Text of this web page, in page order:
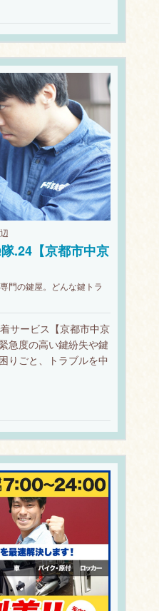
.24【京都市中京
門の鍵屋。どんな鍵トラ
サービス【京都市中京
急度の高い鍵紛失や鍵
りごと、トラブルを中